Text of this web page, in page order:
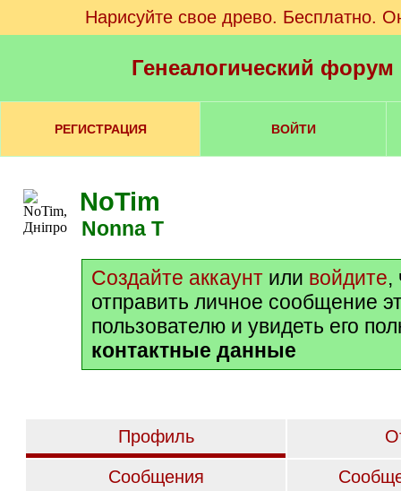
Нарисуйте свое древо. Бесплатно.
Генеалогический
РЕГИСТРАЦИЯ ВОЙТИ
NoTim
Nonna T
Создайте аккаунт или войдите,
отправить личное сообщение
пользователю и увидеть его
контактные данные
Профиль
Сообщения